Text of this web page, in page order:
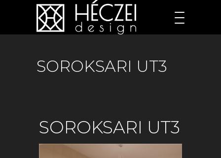
SOROKSARI UT3
SOROKSARI UT3